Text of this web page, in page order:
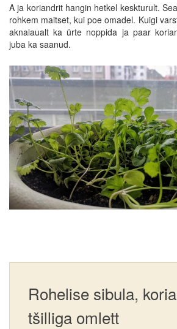
A ja koriandrit hangin hetkel keskturult.
rohkem maitset, kui poe omadel. Kuigi
aknalaualt ka ürte noppida ja paar
juba ka saanud.
Rohelise sibula,
tšilliga omlett